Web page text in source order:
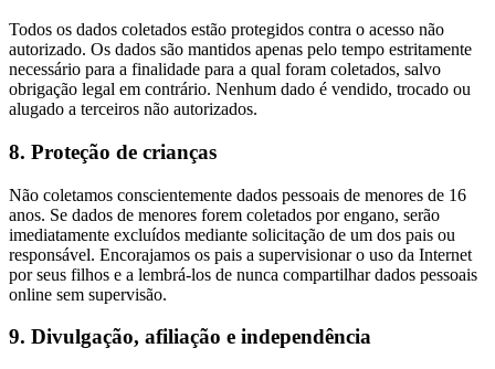
Todos os dados coletados estão protegidos contra o acesso não
autorizado. Os dados são mantidos apenas pelo tempo estritamente
necessário para a finalidade para a qual foram coletados, salvo
obrigação legal em contrário. Nenhum dado é vendido, trocado ou
alugado a terceiros não autorizados.
8. Proteção de crianças
Não coletamos conscientemente dados pessoais de menores de 16
anos. Se dados de menores forem coletados por engano, serão
imediatamente excluídos mediante solicitação de um dos pais ou
responsável. Encorajamos os pais a supervisionar o uso da Internet
por seus filhos e a lembrá-los de nunca compartilhar dados pessoais
online sem supervisão.
9. Divulgação, afiliação e independência